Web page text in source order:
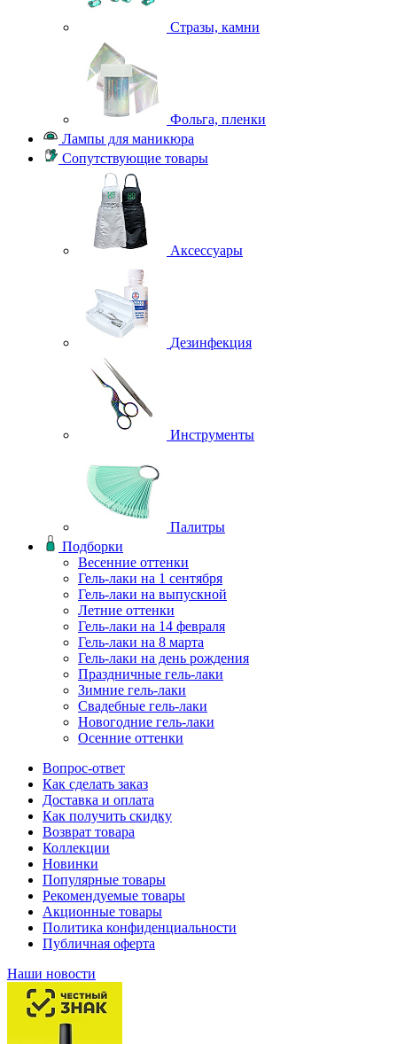
Стразы, камни
Фольга, пленки
Лампы для маникюра
Сопутствующие товары
Аксессуары
Дезинфекция
Инструменты
Палитры
Подборки
Весенние оттенки
Гель-лаки на 1 сентября
Гель-лаки на выпускной
Летние оттенки
Гель-лаки на 14 февраля
Гель-лаки на 8 марта
Гель-лаки на день рождения
Праздничные гель-лаки
Зимние гель-лаки
Свадебные гель-лаки
Новогодние гель-лаки
Осенние оттенки
Вопрос-ответ
Как сделать заказ
Доставка и оплата
Как получить скидку
Возврат товара
Коллекции
Новинки
Популярные товары
Рекомендуемые товары
Акционные товары
Политика конфиденциальности
Публичная оферта
Наши новости